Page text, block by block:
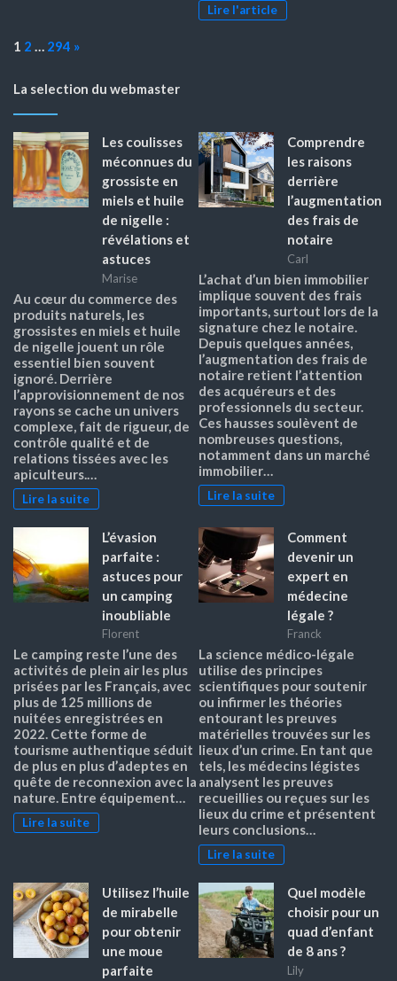
Lire l'article
Page:
1 2 … 294 Next
»
La selection du webmaster
Les coulisses
méconnues du
grossiste en
miels et huile
de nigelle :
révélations et
astuces
Marise
Au cœur du commerce des
produits naturels, les
grossistes en miels et huile
de nigelle jouent un rôle
essentiel bien souvent
ignoré. Derrière
l’approvisionnement de nos
rayons se cache un univers
complexe, fait de rigueur, de
contrôle qualité et de
relations tissées avec les
apiculteurs.…
Lire la suite
Comprendre
les raisons
derrière
l’augmentation
des frais de
notaire
Carl
L’achat d’un bien immobilier
implique souvent des frais
importants, surtout lors de la
signature chez le notaire.
Depuis quelques années,
l’augmentation des frais de
notaire retient l’attention
des acquéreurs et des
professionnels du secteur.
Ces hausses soulèvent de
nombreuses questions,
notamment dans un marché
immobilier…
Lire la suite
L’évasion
parfaite :
astuces pour
un camping
inoubliable
Florent
Le camping reste l’une des
activités de plein air les plus
prisées par les Français, avec
plus de 125 millions de
nuitées enregistrées en
2022. Cette forme de
tourisme authentique séduit
de plus en plus d’adeptes en
quête de reconnexion avec la
nature. Entre équipement…
Lire la suite
Comment
devenir un
expert en
médecine
légale ?
Franck
La science médico-légale
utilise des principes
scientifiques pour soutenir
ou infirmer les théories
entourant les preuves
matérielles trouvées sur les
lieux d’un crime. En tant que
tels, les médecins légistes
analysent les preuves
recueillies ou reçues sur les
lieux du crime et présentent
leurs conclusions…
Lire la suite
Utilisez l’huile
de mirabelle
pour obtenir
une moue
parfaite
Quel modèle
choisir pour un
quad d’enfant
de 8 ans ?
Lily